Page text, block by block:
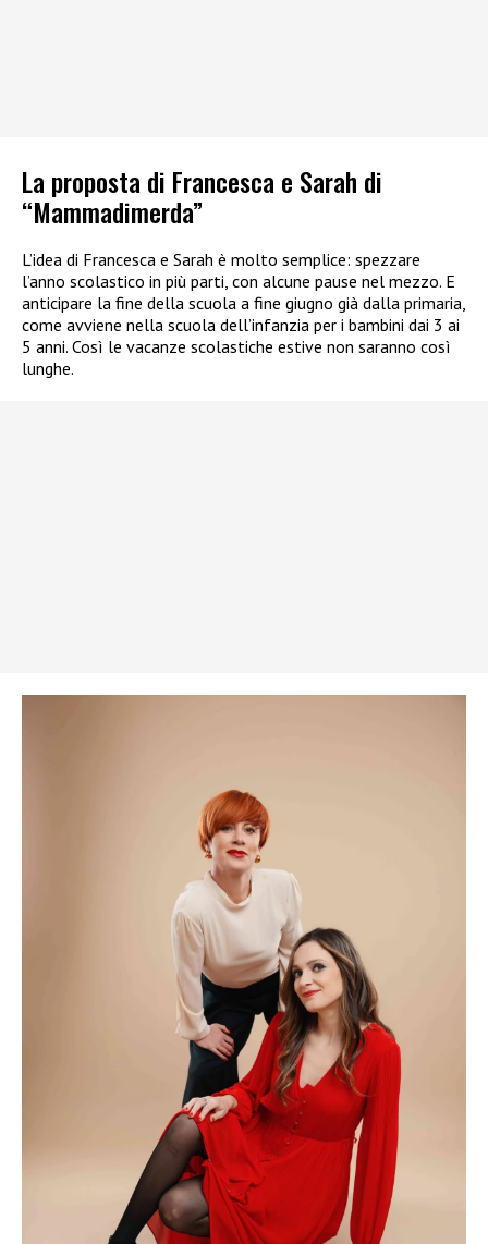
La proposta di Francesca e Sarah di
“Mammadimerda”
L’idea di Francesca e Sarah è molto semplice: spezzare
l’anno scolastico in più parti, con alcune pause nel mezzo. E
anticipare la fine della scuola a fine giugno già dalla primaria,
come avviene nella scuola dell’infanzia per i bambini dai 3 ai
5 anni. Così le vacanze scolastiche estive non saranno così
lunghe.